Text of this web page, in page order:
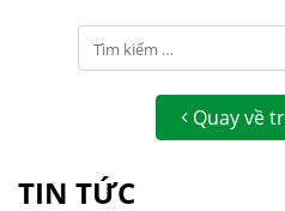
kiếm
cho:
Quay về
TIN TỨC